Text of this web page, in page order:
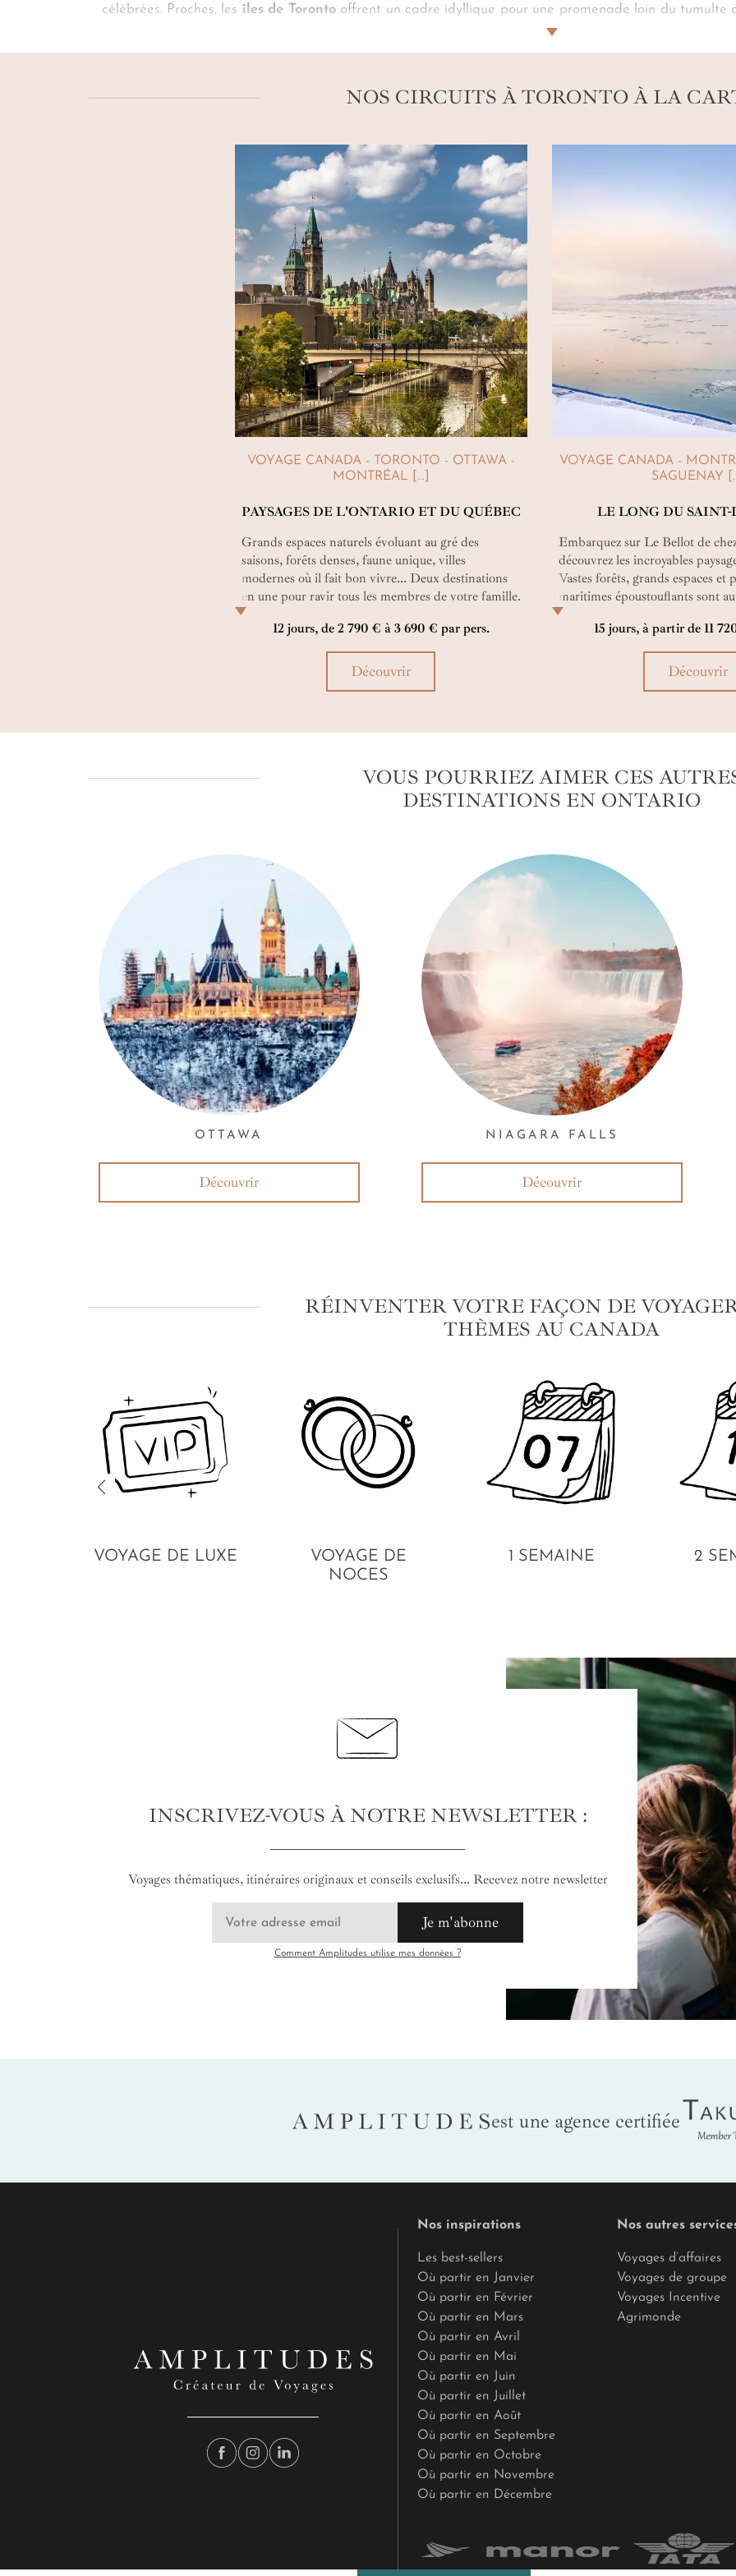
célébrées. Proches, les îles de Torontooffrent un cadre idyllique pour une promenade loin du tumulte
s’imposent avec noblesse comme une étape incontournable.
NOS CIRCUITS À TORONTO À LA
VOYAGE CANADA - TORONTO - OTTAWA -
MONTRÉAL [...]
PAYSAGES DE L'ONTARIO ET DU QUÉBEC
Grands espaces naturels évoluant au gré des
saisons, forêts denses, faune unique, villes
modernes où il fait bon vivre... Deux destinations
en une pour ravir tous les membres de votre famille.
Le rythme ? Juste comme il faut.
12 jours, de 2 790 € à 3 690 € par pers.
Découvrir
VOYAGE CANADA -
SAGUENAY
LE LONG DU
Embarquez sur Le Bellot de
découvrez les incroyables
Vastes forêts, grands espaces et
maritimes époustouflants sont
Puis, visitez la côte nord-est des
le long du fleuve Saint-Laurent
croisière qui mêle détente et
15 jours, à partir de 11
Découvrir
VOUS POURRIEZ AIMER CES
DESTINATIONS EN ONTARIO
OTTAWA
Découvrir
NIAGARA FALLS
Découvrir
RÉINVENTER VOTRE FAÇON DE
THÈMES AU CANADA
VOYAGE DE LUXE
VOYAGE DE
NOCES
1 SEMAINE 2
INSCRIVEZ-VOUS À NOTRE NEWSLETTER :
Voyages thématiques, itinéraires originaux et conseils exclusifs... Recevez notre newsletter
Je m'abonne
Comment Amplitudes utilise mes données ?
AMPLITUDES est une agence certifiée
Nos inspirations
Les best-sellers
Où partir en Janvier
Où partir en Février
Où partir en Mars
Où partir en Avril
Où partir en Mai
Où partir en Juin
Où partir en Juillet
Où partir en Août
Où partir en Septembre
Où partir en Octobre
Où partir en Novembre
Où partir en Décembre
Nos autres
Voyages d’affaires
Voyages de groupe
Voyages Incentive
Agrimonde